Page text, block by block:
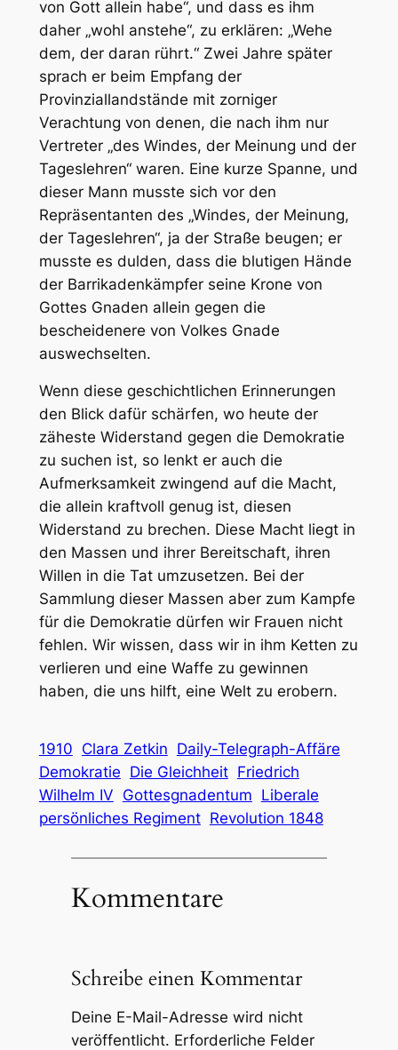
von Gott allein habe“, und dass es ihm
daher „wohl anstehe“, zu erklären: „Wehe
dem, der daran rührt.“ Zwei Jahre später
sprach er beim Empfang der
Provinziallandstände mit zorniger
Verachtung von denen, die nach ihm nur
Vertreter „des Windes, der Meinung und der
Tageslehren“ waren. Eine kurze Spanne, und
dieser Mann musste sich vor den
Repräsentanten des „Windes, der Meinung,
der Tageslehren“, ja der Straße beugen; er
musste es dulden, dass die blutigen Hände
der Barrikadenkämpfer seine Krone von
Gottes Gnaden allein gegen die
bescheidenere von Volkes Gnade
auswechselten.
Wenn diese geschichtlichen Erinnerungen
den Blick dafür schärfen, wo heute der
zäheste Widerstand gegen die Demokratie
zu suchen ist, so lenkt er auch die
Aufmerksamkeit zwingend auf die Macht,
die allein kraftvoll genug ist, diesen
Widerstand zu brechen. Diese Macht liegt in
den Massen und ihrer Bereitschaft, ihren
Willen in die Tat umzusetzen. Bei der
Sammlung dieser Massen aber zum Kampfe
für die Demokratie dürfen wir Frauen nicht
fehlen. Wir wissen, dass wir in ihm Ketten zu
verlieren und eine Waffe zu gewinnen
haben, die uns hilft, eine Welt zu erobern.
1910 Clara Zetkin Daily-Telegraph-Affäre
Demokratie Die Gleichheit Friedrich
Wilhelm IV Gottesgnadentum Liberale
persönliches Regiment Revolution 1848
Kommentare
Schreibe einen Kommentar
Deine E-Mail-Adresse wird nicht
veröffentlicht. Erforderliche Felder